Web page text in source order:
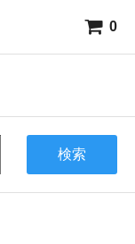
0
検索